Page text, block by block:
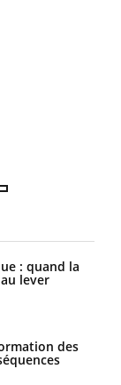
: quand la
lever
des